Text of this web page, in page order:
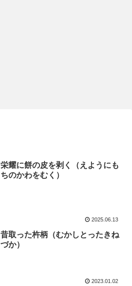
栄耀に餅の皮を剥く（えようにも
ちのかわをむく）
2025.06.13
昔取った杵柄（むかしとったきね
づか）
2023.01.02